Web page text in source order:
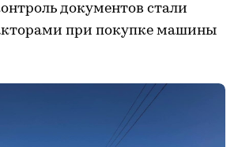
документов стали
при покупке машины